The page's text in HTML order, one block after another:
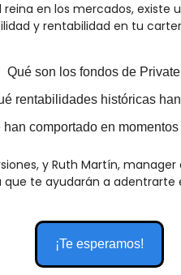
en los mercados,
y rentabilidad en tu
Qué son los fondos de
rentabilidades históricas
han comportado en
y Ruth Martín,
te ayudarán a adentrarte
¡Te esperamos!